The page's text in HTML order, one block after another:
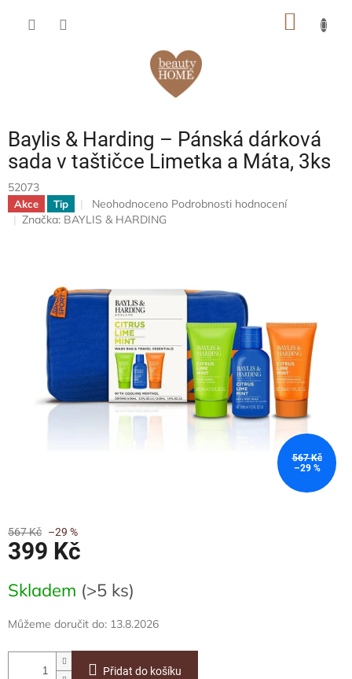
Baylis & Harding – Pánská dárková
sada v taštičce Limetka a Máta, 3ks
52073
Akce Tip
Průměrné
hodnocení
5
hvězdiček.
Neohodnoceno Podrobnosti hodnocení
Značka: BAYLIS & HARDING
567 Kč
–29 %
567 Kč –29 %
399 Kč
cena:
Skladem (>5 ks)
Můžeme doručit do: 13.8.2026
Přidat do košíku